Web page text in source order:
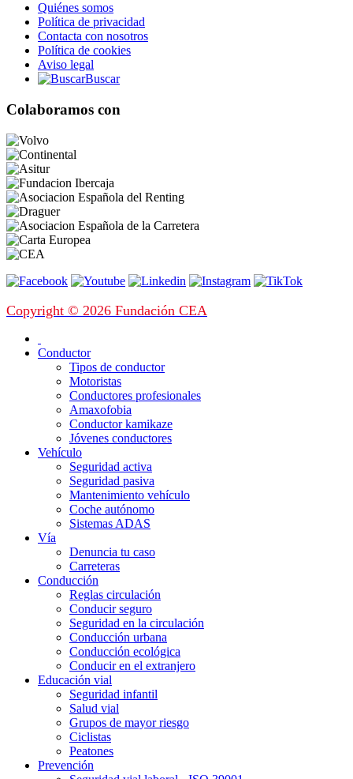
Quiénes somos
Política de privacidad
Contacta con nosotros
Política de cookies
Aviso legal
Buscar
Colaboramos con
Copyright © 2026 Fundación CEA
Conductor
Tipos de conductor
Motoristas
Conductores profesionales
Amaxofobia
Conductor kamikaze
Jóvenes conductores
Vehículo
Seguridad activa
Seguridad pasiva
Mantenimiento vehículo
Coche autónomo
Sistemas ADAS
Vía
Denuncia tu caso
Carreteras
Conducción
Reglas circulación
Conducir seguro
Seguridad en la circulación
Conducción urbana
Conducción ecológica
Conducir en el extranjero
Educación vial
Seguridad infantil
Salud vial
Grupos de mayor riesgo
Ciclistas
Peatones
Prevención